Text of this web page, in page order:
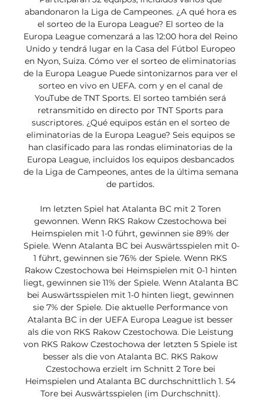
abandonaron la Liga de Campeones. ¿A qué hora es
el sorteo de la Europa League? El sorteo de la
Europa League comenzará a las 12:00 hora del Reino
Unido y tendrá lugar en la Casa del Fútbol Europeo
en Nyon, Suiza. Cómo ver el sorteo de eliminatorias
de la Europa League Puede sintonizarnos para ver el
sorteo en vivo en UEFA. com y en el canal de
YouTube de TNT Sports. El sorteo también será
retransmitido en directo por TNT Sports para
suscriptores. ¿Qué equipos están en el sorteo de
eliminatorias de la Europa League? Seis equipos se
han clasificado para las rondas eliminatorias de la
Europa League, incluidos los equipos desbancados
de la Liga de Campeones, antes de la última semana
de partidos.
Im letzten Spiel hat Atalanta BC mit 2 Toren
gewonnen. Wenn RKS Rakow Czestochowa bei
Heimspielen mit 1-0 führt, gewinnen sie 89% der
Spiele. Wenn Atalanta BC bei Auswärtsspielen mit 0-
1 führt, gewinnen sie 76% der Spiele. Wenn RKS
Rakow Czestochowa bei Heimspielen mit 0-1 hinten
liegt, gewinnen sie 11% der Spiele. Wenn Atalanta BC
bei Auswärtsspielen mit 1-0 hinten liegt, gewinnen
sie 7% der Spiele. Die aktuelle Performance von
Atalanta BC in der UEFA Europa League ist besser
als die von RKS Rakow Czestochowa. Die Leistung
von RKS Rakow Czestochowa der letzten 5 Spiele ist
besser als die von Atalanta BC. RKS Rakow
Czestochowa erzielt im Schnitt 2 Tore bei
Heimspielen und Atalanta BC durchschnittlich 1. 54
Tore bei Auswärtsspielen (im Durchschnitt).